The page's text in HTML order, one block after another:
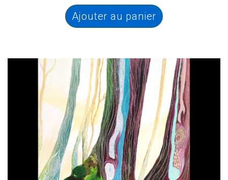
Ajouter au panier